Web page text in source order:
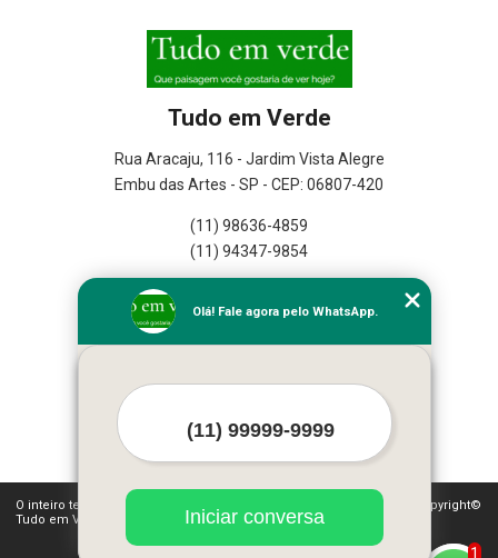
Tudo em Verde
Rua Aracaju, 116 - Jardim Vista Alegre
Embu das Artes - SP - CEP: 06807-420
(11) 98636-4859
(11) 94347-9854
Empresa
Missão
Mapa do site
Mais Serviços
O inteiro teor deste site está sujeito à proteção de direitos autorais. Copyright©
Tudo em Verde (Lei 9610 de 19/02/1998)
1
Olá! Fale agora pelo WhatsApp.
Iniciar conversa